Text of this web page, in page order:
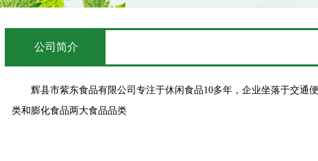
公司简介
辉县市紫东食品有限公司专注于休闲食品10多年，企业坐落于交通
类和膨化食品两大食品品类